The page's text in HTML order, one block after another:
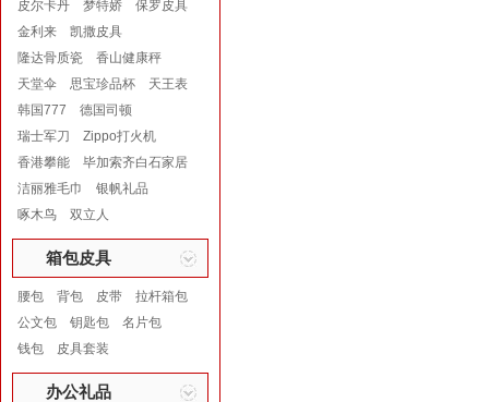
皮尔卡丹 梦特娇
保罗皮具
金利来
凯撒皮具
隆达骨质瓷
香山健康秤
天堂伞
思宝珍品杯
天王表
韩国777
德国司顿
瑞士军刀
Zippo打火机
香港攀能
毕加索齐白石家居
洁丽雅毛巾
银帆礼品
啄木鸟
双立人
箱包皮具
腰包 背包 皮带
拉杆箱包
公文包
钥匙包
名片包
钱包
皮具套装
办公礼品